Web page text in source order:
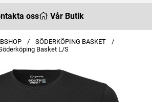
oss Vår Butik
SÖDERKÖPING BASKET
Basket L/S